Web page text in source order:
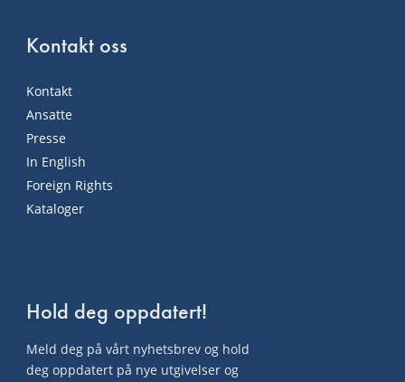
Kontakt oss
Kontakt
Ansatte
Presse
In English
Foreign Rights
Kataloger
Hold deg oppdatert!
Meld deg på vårt nyhetsbrev og hold
deg oppdatert på nye utgivelser og